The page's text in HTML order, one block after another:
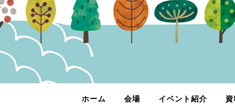
ホーム 会場 イベント紹介